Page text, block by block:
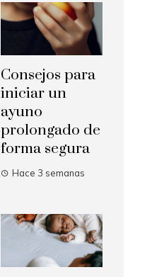
Consejos para
iniciar un
ayuno
prolongado de
forma segura
Hace 3 semanas